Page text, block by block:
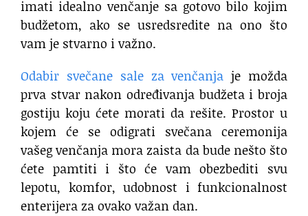
imati idealno venčanje sa gotovo bilo kojim
budžetom, ako se usredsredite na ono što
vam je stvarno i važno.
Odabir svečane sale za venčanja je možda
prva stvar nakon određivanja budžeta i broja
gostiju koju ćete morati da rešite. Prostor u
kojem će se odigrati svečana ceremonija
vašeg venčanja mora zaista da bude nešto što
ćete pamtiti i što će vam obezbediti svu
lepotu, komfor, udobnost i funkcionalnost
enterijera za ovako važan dan.